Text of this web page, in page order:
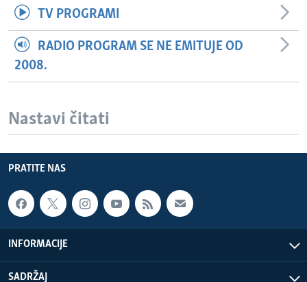
TV PROGRAMI
RADIO PROGRAM SE NE EMITUJE OD
2008.
Nastavi čitati
PRATITE NAS
INFORMACIJE
SADRŽAJ